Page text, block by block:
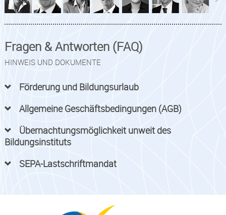
Fragen & Antworten (FAQ)
HINWEIS UND DOKUMENTE
Förderung und Bildungsurlaub
Allgemeine Geschäftsbedingungen (AGB)
Übernachtungsmöglichkeit unweit des
Bildungsinstituts
SEPA-Lastschriftmandat